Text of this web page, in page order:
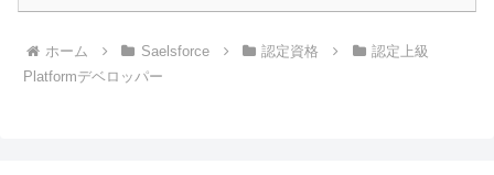
ホーム Saelsforce 認定資格
認定上級
Platformデベロッパー